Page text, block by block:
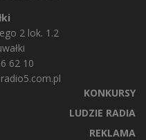
2 lok. 1.2
62 10
KONKURSY
LUDZIE RADIA
REKLAMA